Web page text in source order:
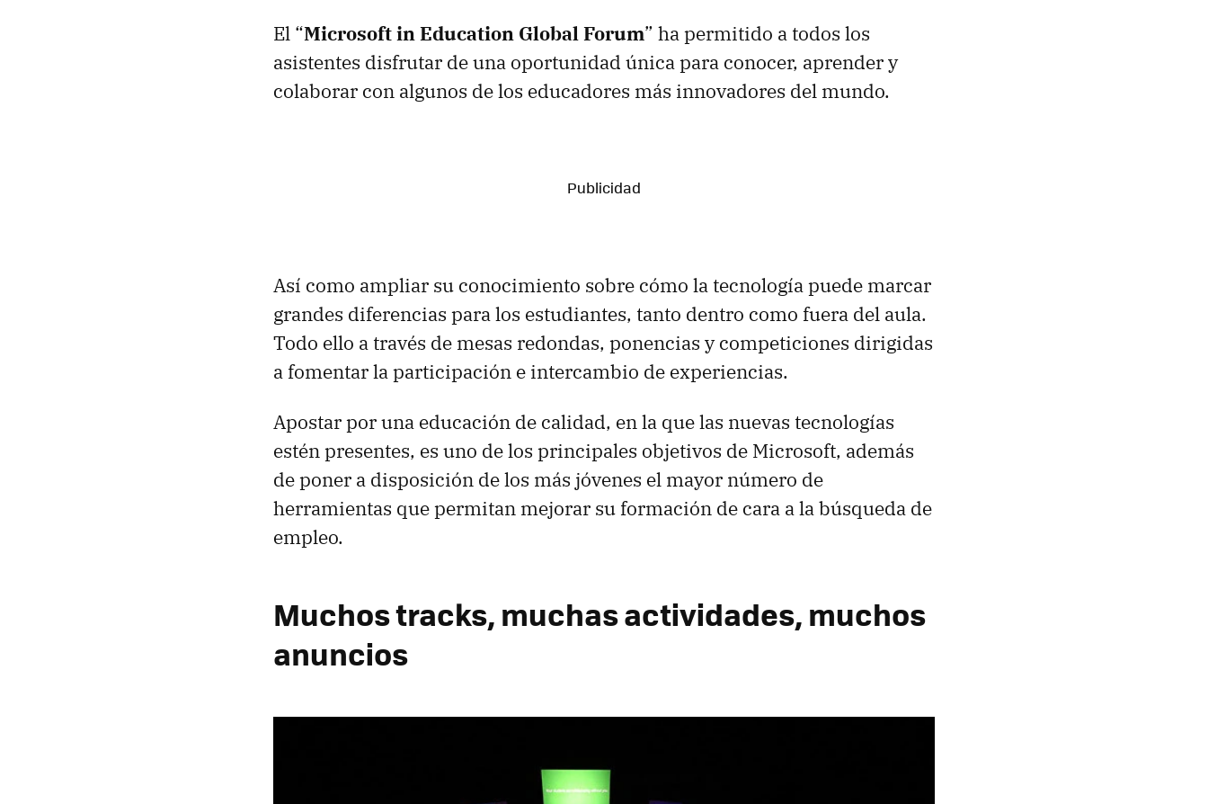
El “Microsoft in Education Global Forum” ha permitido a todos los
asistentes disfrutar de una oportunidad única para conocer, aprender y
colaborar con algunos de los educadores más innovadores del mundo.
Así como ampliar su conocimiento sobre cómo la tecnología puede marcar
grandes diferencias para los estudiantes, tanto dentro como fuera del aula.
Todo ello a través de mesas redondas, ponencias y competiciones dirigidas
a fomentar la participación e intercambio de experiencias.
Apostar por una educación de calidad, en la que las nuevas tecnologías
estén presentes, es uno de los principales objetivos de Microsoft, además
de poner a disposición de los más jóvenes el mayor número de
herramientas que permitan mejorar su formación de cara a la búsqueda de
empleo.
Muchos tracks, muchas actividades, muchos
anuncios